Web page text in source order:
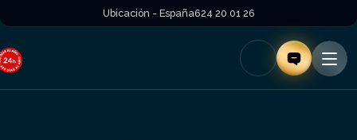
Ubicación - España624 20 01 26